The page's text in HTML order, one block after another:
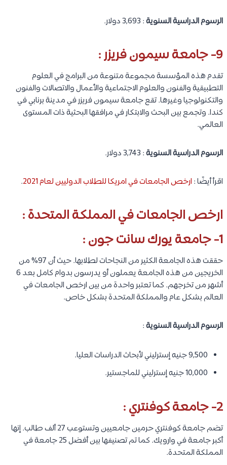
الرسوم الدراسية السنوية: 3,693 دولار.
9- جامعة سيمون فريزر :
تقدم هذه المؤسسة مجموعة متنوعة من البرامج في العلوم
التطبيقية والفنون والعلوم الاجتماعية والأعمال والاتصالات والفنون
والتكنولوجيا وغيرها. تقع جامعة سيمون فريزر في مدينة برنابي في
كندا. وتجمع بين البحث والابتكار في مرافقها البحثية ذات المستوى
العالمي.
الرسوم الدراسية السنوية: 3,743 دولار.
اقرأ أيضًا : ارخص الجامعات في امريكا للطلاب الدوليين لعام 2021 .
ارخص الجامعات في المملكة المتحدة :
1- جامعة يورك سانت جون :
حققت هذه الجامعة الكثير من النجاحات لطلابها. حيث أن 97% من
الخريجين من هذه الجامعة يعملون أو يدرسون بدوام كامل بعد 6
أشهر من تخرجهم. كما تعتبر واحدة من بين ارخص الجامعات في
العالم بشكل عام والمملكة المتحدة بشكل خاص.
الرسوم الدراسية السنوية:
9,500 جنيه إسترليني لأبحاث الدراسات العليا.
10,000 جنيه إسترليني للماجستير.
2- جامعة كوفنتري :
تضم جامعة كوفنتري حرمين جامعيين وتستوعب 27 ألف طالب. إنها
أكبر جامعة في وارويك. كما تم تصنيفها بين أفضل 25 جامعة في
المملكة المتحدة.